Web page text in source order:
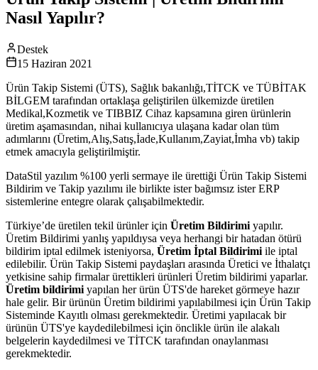
Nasıl Yapılır?
Destek
15 Haziran 2021
Ürün Takip Sistemi (ÜTS), Sağlık bakanlığı,TİTCK ve TÜBİTAK
BİLGEM tarafından ortaklaşa geliştirilen ülkemizde üretilen
Medikal,Kozmetik ve TIBBIZ Cihaz kapsamına giren ürünlerin
üretim aşamasından, nihai kullanıcıya ulaşana kadar olan tüm
adımlarını (Üretim,Alış,Satış,İade,Kullanım,Zayiat,İmha vb) takip
etmek amacıyla geliştirilmiştir.
DataStil yazılım %100 yerli sermaye ile ürettiği Ürün Takip Sistemi
Bildirim ve Takip yazılımı ile birlikte ister bağımsız ister ERP
sistemlerine entegre olarak çalışabilmektedir.
Türkiye’de üretilen tekil ürünler için Üretim Bildirimi yapılır.
Üretim Bildirimi yanlış yapıldıysa veya herhangi bir hatadan ötürü
bildirim iptal edilmek isteniyorsa, Üretim İptal Bildirimi ile iptal
edilebilir. Ürün Takip Sistemi paydaşları arasında Üretici ve İthalatçı
yetkisine sahip firmalar ürettikleri ürünleri Üretim bildirimi yaparlar.
Üretim bildirimi yapılan her ürün ÜTS'de hareket görmeye hazır
hale gelir. Bir ürünün Üretim bildirimi yapılabilmesi için Ürün Takip
Sisteminde Kayıtlı olması gerekmektedir. Üretimi yapılacak bir
ürünün ÜTS'ye kaydedilebilmesi için önclikle ürün ile alakalı
belgelerin kaydedilmesi ve TİTCK tarafından onaylanması
gerekmektedir.